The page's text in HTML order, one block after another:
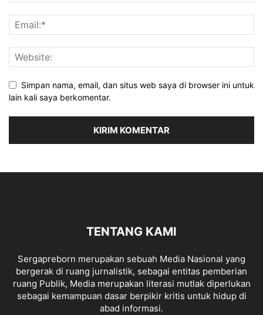
Simpan nama, email, dan situs web saya di browser ini untuk
lain kali saya berkomentar.
TENTANG KAMI
Sergapreborn merupakan sebuah Media Nasional yang
bergerak di ruang jurnalistik, sebagai entitas pemberian
ruang Publik, Media merupakan literasi mutlak diperlukan
sebagai kemampuan dasar berpikir kritis untuk hidup di
abad informasi.